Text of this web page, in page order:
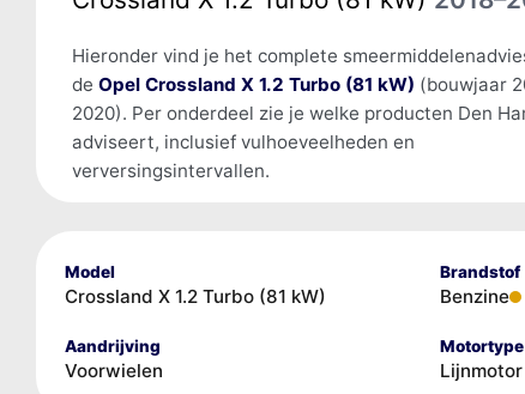
Hieronder vind je het complete
de Opel Crossland X 1.2 Turbo (81 kW) (bouwjaar
2020). Per onderdeel zie je welke producten Den
adviseert, inclusief vulhoeveelheden en
verversingsintervallen.
Model
Crossland X 1.2 Turbo (81 kW)
Brandstof
Benzine
Aandrijving
Voorwielen
Motortype
Lijnmotor